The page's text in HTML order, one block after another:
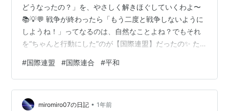
どうなったの？」を、やさしく解きほぐしていくわよ〜
📚💡💬 戦争が終わったら「もう二度と戦争しないように
しようね！」ってなるのは、自然なことよね？でもそれ
を“ちゃんと行動にした”のが【国際連盟】だったの✨ た
💔今回はその夢と現実のギャップ、しっかり見ていきま
しょ！ 大人も子どもも楽しめる 社会科見学 👦「オネェ
さん、“国際連盟”って聞くと、“国際連合（国連）”と似て
てごっちゃになっちゃうんだけど、何が違うの？」 👠
#国際連盟 #国際連合 #平和
miromiro07の日記 • 1年前